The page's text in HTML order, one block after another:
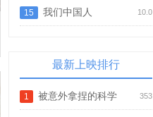
源,严浩翔,贺峻霖,于洋,林更新,邵兵,苏醒
10.0
15 我们中国人
最新上映排行
353
1 被意外拿捏的科学